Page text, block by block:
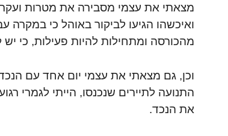
מצאתי את עצמי מסבירה את מטרות
ואיכשהו הגיעו לביקור באוהל כי במקרה
מהכורסה ומתחילות להיות פעילות, כי יש
וכן, גם מצאתי את עצמי יום אחד עם
התנועה לתיירים שנכנסו, הייתי לגמרי
את הנכד.